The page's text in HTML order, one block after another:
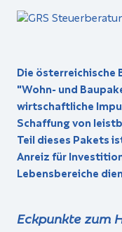
Die österreichische
"Wohn- und
wirtschaftliche
Schaffung von
Teil dieses Pakets
Anreiz für
Lebensbereiche
Eckpunkte zum